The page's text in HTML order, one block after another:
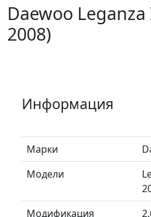
Daewoo
2008)
Информация
Марки
Модели
Модификация